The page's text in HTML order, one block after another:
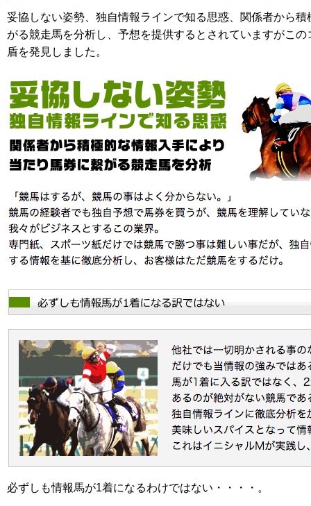
妥協しない姿勢、独自情報ラインで知る思惑、関係者から
がる競走馬を分析し、予想を提供するとされていますがこ
盾を発見しました。
必ずしも情報馬が1着になるわけではない・・・・。